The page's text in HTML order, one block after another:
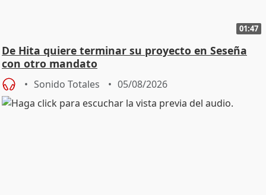
01:47
De Hita quiere terminar su proyecto en Seseña
con otro mandato
Sonido Totales 05/08/2026